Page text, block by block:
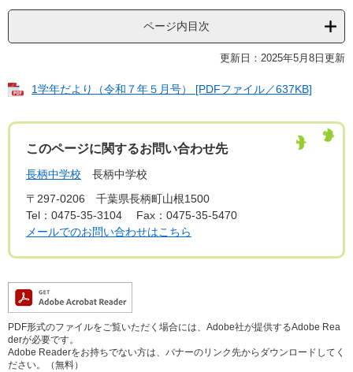
ページ内目次
更新日：2025年5月8日更新
1学年だより（令和７年５月号） [PDFファイル／637KB]
このページに関するお問い合わせ先
長柄中学校
長柄中学校
〒297-0206
千葉県長柄町山根1500
Tel：0475-35-3104
Fax：0475-35-5470
メールでのお問い合わせはこちら
PDF形式のファイルをご覧いただく場合には、Adobe社が提供するAdobe Rea
derが必要です。
Adobe Readerをお持ちでない方は、バナーのリンク先からダウンロードしてく
ださい。（無料）